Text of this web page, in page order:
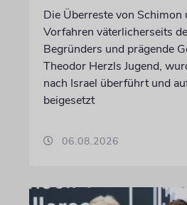
Die Überreste von Schimon
Vorfahren väterlicherseits
Begründers und prägende
Theodor Herzls Jugend,
nach Israel überführt und
beigesetzt
06.08.2026